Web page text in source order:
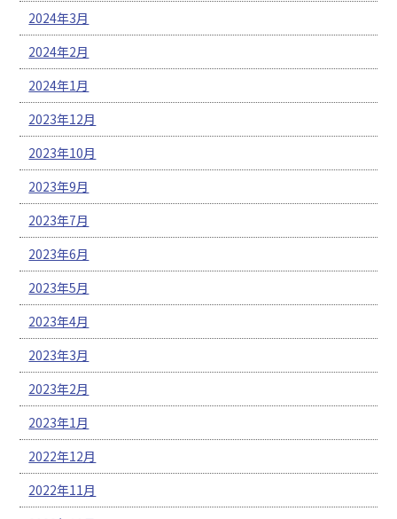
2024年3月
2024年2月
2024年1月
2023年12月
2023年10月
2023年9月
2023年7月
2023年6月
2023年5月
2023年4月
2023年3月
2023年2月
2023年1月
2022年12月
2022年11月